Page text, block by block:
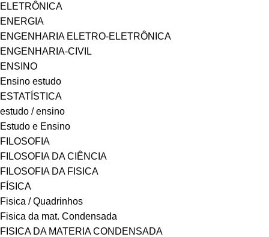
ELETRÔNICA
ENERGIA
ENGENHARIA ELETRO-ELETRÔNICA
ENGENHARIA-CIVIL
ENSINO
Ensino estudo
ESTATÍSTICA
estudo / ensino
Estudo e Ensino
FILOSOFIA
FILOSOFIA DA CIÊNCIA
FILOSOFIA DA FISICA
FÍSICA
Fisica / Quadrinhos
Fisica da mat. Condensada
FISICA DA MATERIA CONDENSADA